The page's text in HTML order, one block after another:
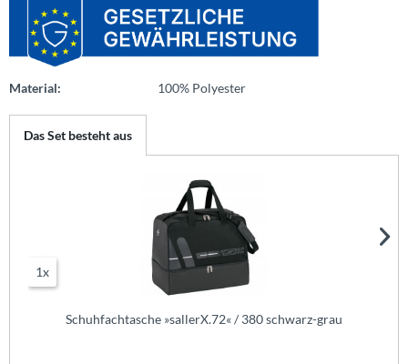
Material: 100% Polyester
Das Set besteht aus
1x
Schuhfachtasche »sallerX.72« / 380 schwarz-grau